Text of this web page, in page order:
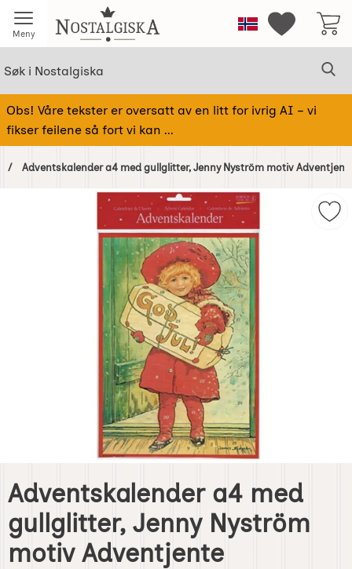
Meny Startsiden for NostalgiskaNorge Mine
Obs! Våre tekster er oversatt av en litt for ivrig AI – vi
fikser feilene så fort vi kan ...
Adventskalender a4 med gullglitter, Jenny Nyström motiv
Adventskalender a4 med
gullglitter, Jenny Nyström
motiv Adventjente